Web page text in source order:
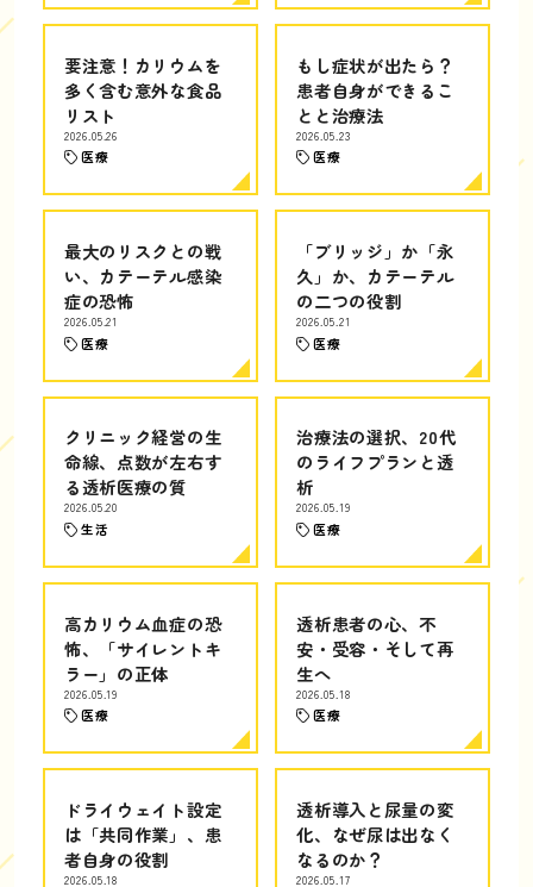
要注意！カリウムを
多く含む意外な食品
リスト
2026.05.26
医療
もし症状が出たら？
患者自身ができるこ
とと治療法
2026.05.23
医療
最大のリスクとの戦
い、カテーテル感染
症の恐怖
2026.05.21
医療
「ブリッジ」か「永
久」か、カテーテル
の二つの役割
2026.05.21
医療
クリニック経営の生
命線、点数が左右す
る透析医療の質
2026.05.20
生活
治療法の選択、20代
のライフプランと透
析
2026.05.19
医療
高カリウム血症の恐
怖、「サイレントキ
ラー」の正体
2026.05.19
医療
透析患者の心、不
安・受容・そして再
生へ
2026.05.18
医療
ドライウェイト設定
は「共同作業」、患
者自身の役割
2026.05.18
透析導入と尿量の変
化、なぜ尿は出なく
なるのか？
2026.05.17